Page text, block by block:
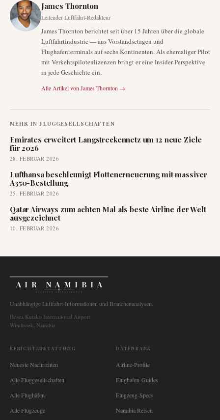
James Thornton
Leitender Luftfahrt-Redakteur
James Thornton berichtet seit über 15 Jahren über die globale
Luftfahrtindustrie — aus Vorstandsetagen und
Flughafenterminals auf sechs Kontinenten. Als ehemaliger Pilot
mit Verkehrspilotenlizenzen bringt er eine Insider-Perspektive
in jede Geschichte ein.
Alle Artikel von James Thornton →
MEHR IN FLUGGESELLSCHAFTEN
Emirates erweitert Langstreckennetz um 12 neue Ziele
für 2026
28. FEBRUAR 2026
Lufthansa beschleunigt Flottenerneuerung mit massiver
A350-Bestellung
25. FEBRUAR 2026
Qatar Airways zum achten Mal als beste Airline der Welt
ausgezeichnet
10. FEBRUAR 2026
AIR NAMIBIA
AVIATION INTELLIGENCE
Unabhängige Luftfahrt-Informationen und Branchenanalysen.
Hosea Kutako International Airport
Windhoek, Namibia
BERICHTERSTATTUNG
Neueste Nachrichten
Alle Fluggesellschaften
Alle Flughäfen
Alle Flugzeuge
DATENBANK
Airline-Profile
Flughafen-Guides
Flugzeug-Specs
Namibia Reisen